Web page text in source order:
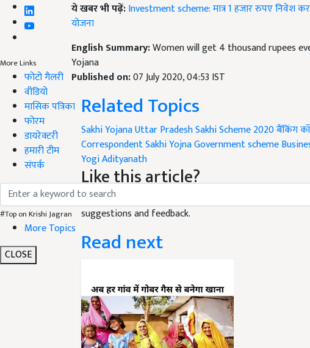
More Links
फोटो गैलरी
वीडियो
मासिक पत्रिका
फोरम
डायरेक्टरी
हमारी टीम
संपर्क
#Top on Krishi Jagran
More Topics
CLOSE
ये खबर भी पढ़ें:Investment scheme: मात्र 1 हजार रुपए निवेश
योजना
English Summary:Women will get 4 thousand rupees
Yojana
Published on:07 July 2020, 04:53 IST
Related Topics
Sakhi YojanaUttar PradeshSakhi Scheme 2020बैंकिंग
Correspondent Sakhi YojnaGovernment scheme
Yogi Adityanath
Like this article?
Hey! I am
suggestions and feedback.
Read next